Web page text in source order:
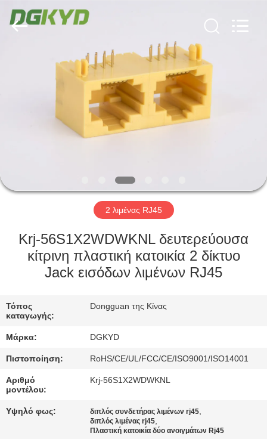
ΠΡΟΪΌΝΤΑ
ΕΜΦΆΝΙΣΗ
ΠΕΡΊΠΟΥ
ΓΎΡΟΣ
ΕΡΓΟΣΤΑΣΊΩΝ
ΠΟΙΟΤΙΚΌΣ
ΈΛΕΓΧΟΣ
ΜΑΣ
ΕΛΆΤΕ
ΣΕ
Electronic
Technology
Co.,ltd.
2 λιμένας RJ45
Krj-56S1X2WDWKNL δευτερεύουσα
κίτρινη πλαστική κατοικία 2 δίκτυο
Jack εισόδων λιμένων RJ45
Τόπος
καταγωγής:
Dongguan της Κίνας
Μάρκα: DGKYD
Πιστοποίηση: RoHS/CE/UL/FCC/CE/ISO9001/ISO14001
Αριθμό
μοντέλου:
Krj-56S1X2WDWKNL
Υψηλό φως: διπλός συνδετήρας λιμένων rj45,
διπλός λιμένας rj45,
Πλαστική κατοικία δύο ανοιγμάτων Rj45